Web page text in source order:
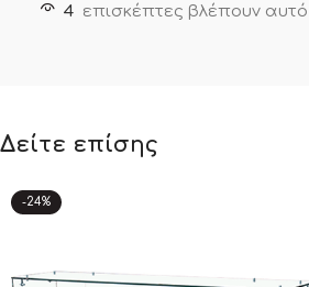
4 επισκέπτες βλέπουν
Δείτε επίσης
-24%